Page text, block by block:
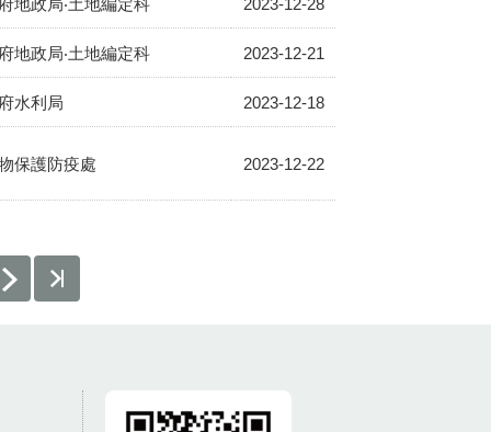
地政局‧土地編定科 2023-12-21
水利局 2023-12-18
保護防疫處 2023-12-22